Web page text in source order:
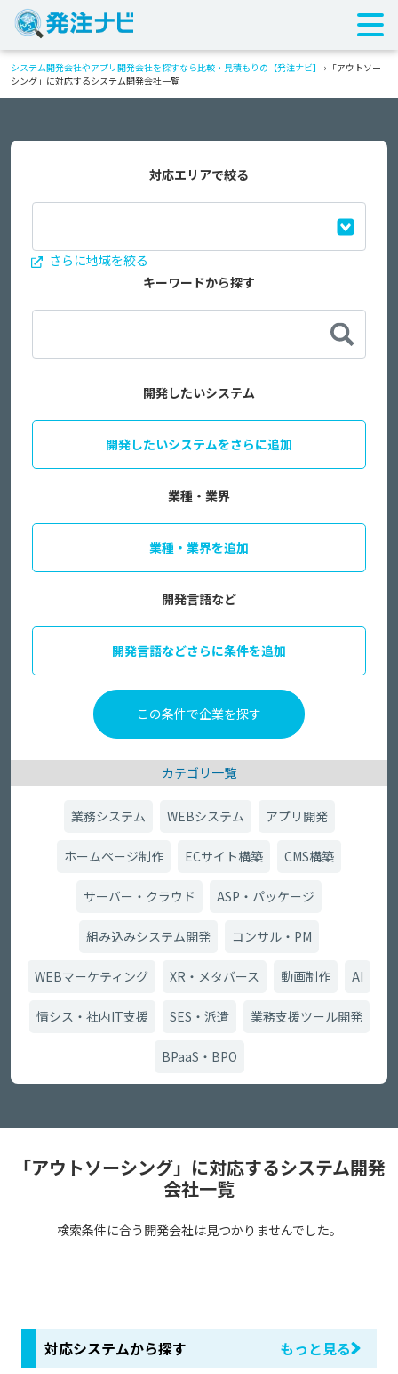
システム開発会社やアプリ開発会社を探すなら比較・見積もりの【発注ナビ】 › 「アウトソー
シング」に対応するシステム開発会社一覧
対応エリアで絞る
さらに地域を絞る
キーワードから探す
開発したいシステム
開発したいシステムをさらに追加
業種・業界
業種・業界を追加
開発言語など
開発言語などさらに条件を追加
カテゴリ一覧
業務システム WEBシステム アプリ開発
ホームページ制作 ECサイト構築 CMS構築
サーバー・クラウド ASP・パッケージ
組み込みシステム開発 コンサル・PM
WEBマーケティング XR・メタバース 動画制作 AI
情シス・社内IT支援 SES・派遣 業務支援ツール開発
BPaaS・BPO
「アウトソーシング」に対応するシステム開発
会社一覧
検索条件に合う開発会社は見つかりませんでした。
対応システムから探す もっと見る